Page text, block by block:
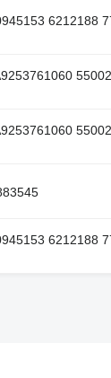
6212188
6212188